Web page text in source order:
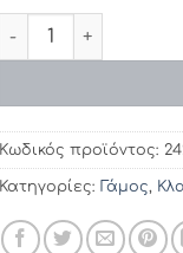
Προσκλητήρια
Κωδικός προϊόντος:
Κατηγορίες: Γάμος,